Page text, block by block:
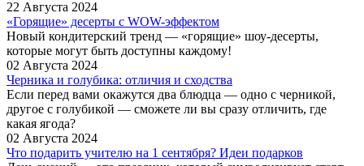
22 Августа 2024
«Горящие» десерты с WOW-эффектом
Новый кондитерский тренд — «горящие» шоу-десерты,
которые могут быть доступны каждому!
02 Августа 2024
Черника и голубика: отличия и сходства
Если перед вами окажутся два блюдца — одно с черникой,
другое с голубикой — сможете ли вы сразу отличить, где
какая ягода?
02 Августа 2024
Что подарить учителю на 1 сентября? Идеи подарков